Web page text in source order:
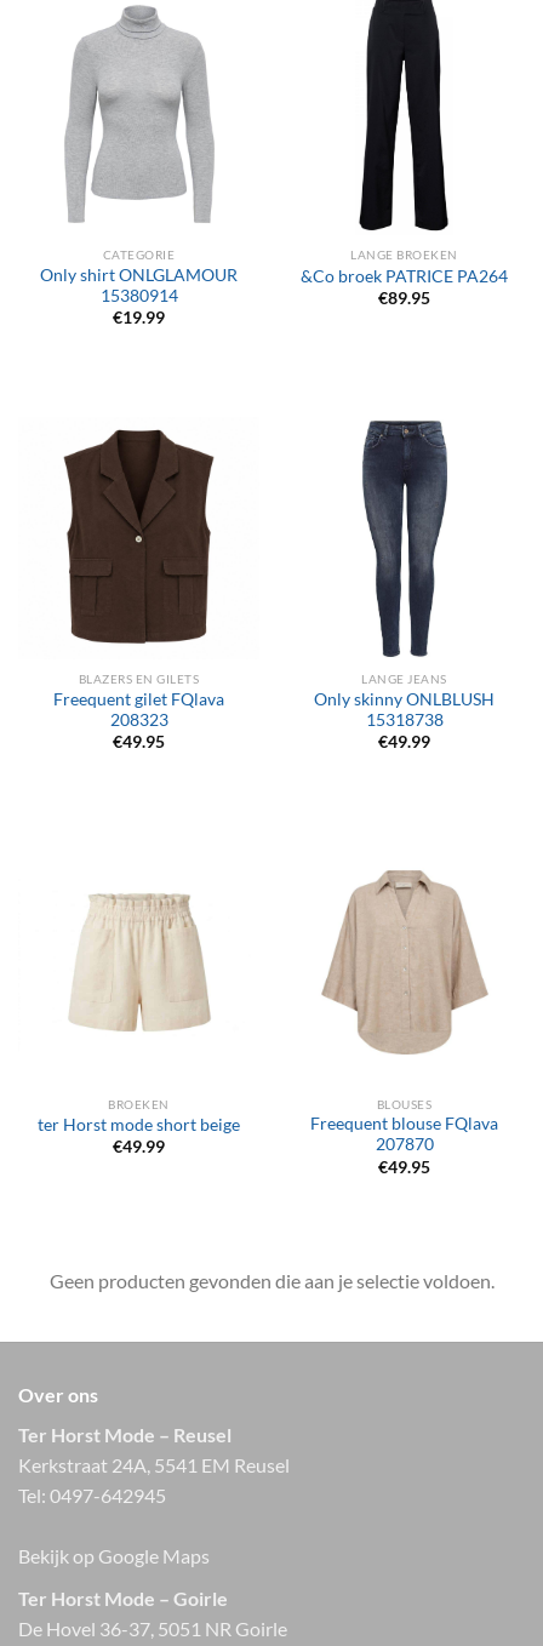
CATEGORIE
Only shirt ONLGLAMOUR
15380914
€19.99
LANGE BROEKEN
&Co broek PATRICE PA264
€89.95
BLAZERS EN GILETS
Freequent gilet FQlava
208323
€49.95
LANGE JEANS
Only skinny ONLBLUSH
15318738
€49.99
BROEKEN
ter Horst mode short beige
€49.99
BLOUSES
Freequent blouse FQlava
207870
€49.95
Geen producten gevonden die aan je selectie voldoen.
Over ons
Ter Horst Mode – Reusel
Kerkstraat 24A, 5541 EM Reusel
Tel: 0497-642945
Bekijk op Google Maps
Ter Horst Mode – Goirle
De Hovel 36-37, 5051 NR Goirle